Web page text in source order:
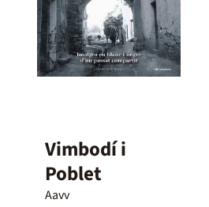
Vimbodí i
Poblet
Aavv